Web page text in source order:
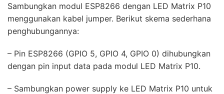
Sambungkan modul ESP8266 dengan LED Matrix P10
menggunakan kabel jumper. Berikut skema sederhana
penghubungannya:
– Pin ESP8266 (GPIO 5, GPIO 4, GPIO 0) dihubungkan
dengan pin input data pada modul LED Matrix P10.
– Sambungkan power supply ke LED Matrix P10 untuk